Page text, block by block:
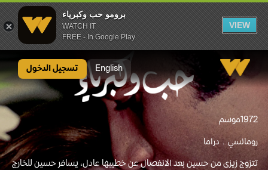
برومو حب وكبرياء
WATCH IT
FREE - In Google Play
VIEW
English تسجيل الدخول
1972موسم
رومانسي دراما
تتزوج زيزى من حسين بعد الانفصال عن خطيبها عادل، يسافر حسين للخارج